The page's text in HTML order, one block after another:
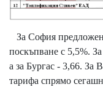
За София
поскъпване с 5,5%.
а за Бургас - 3,66. За
тарифа спрямо